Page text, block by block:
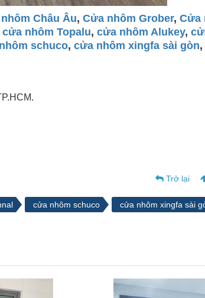
Châu Âu, Cửa nhôm Grober, Cửa
cửa nhôm Topalu, cửa nhôm Alukey,
schuco, cửa nhôm xingfa sài gòn,
Trở lại
cửa nhôm schuco
cửa nhôm xingfa sài